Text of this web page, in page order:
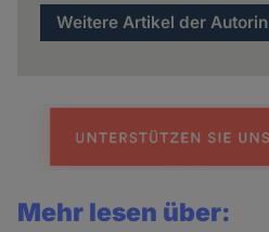
Weitere Artikel der Autorin
Mehr lesen über: